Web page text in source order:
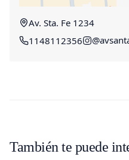
Av. Sta. Fe 1234
1148112356
También te puede